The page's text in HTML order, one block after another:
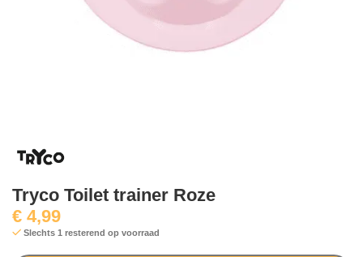
Tryco Toilet trainer Roze
€ 4,99
Slechts 1 resterend op voorraad